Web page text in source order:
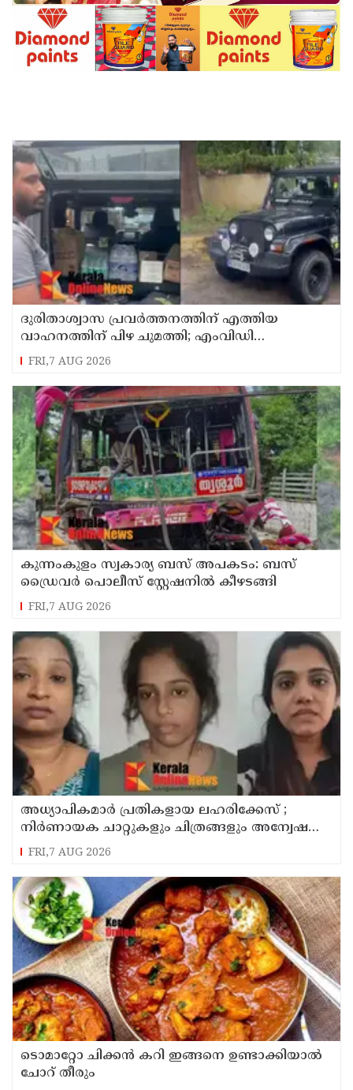
ദുരിതാശ്വാസ പ്രവർത്തനത്തിന് എത്തിയ
വാഹനത്തിന് പിഴ ചുമത്തി; എംവിഡി
ഉദ്യോഗസ്ഥന് സസ്പെൻഷൻ
FRI,7 AUG 2026
കുന്നംകുളം സ്വകാര്യ ബസ് അപകടം: ബസ്
ഡ്രൈവർ പൊലീസ് സ്റ്റേഷനിൽ കീഴടങ്ങി
FRI,7 AUG 2026
അധ്യാപികമാര്‍ പ്രതികളായ ലഹരിക്കേസ് ;
നിർണായക ചാറ്റുകളും ചിത്രങ്ങളും അന്വേഷണ
സംഘത്തിന്
FRI,7 AUG 2026
ടൊമാറ്റോ ചിക്കൻ കറി ഇങ്ങനെ ഉണ്ടാക്കിയാൽ
ചോറ് തീരും